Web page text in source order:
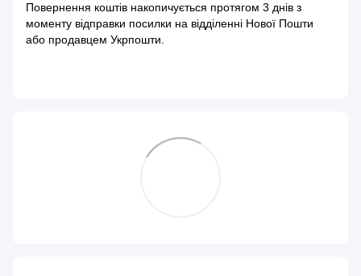
Повернення коштів накопичується протягом 3 днів з
моменту відправки посилки на відділенні Нової Пошти
або продавцем Укрпошти.